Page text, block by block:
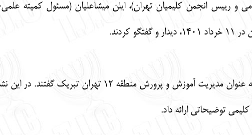
و رییس انجمن کلیمیان تهران)، ایلن میشاعلیان (مسئول کمیته
نمایندگان جامعه کلیمی در این دیدار انتصاب احمدرضا اصلانی به عنوان
توضیحاتی ارائه داد.